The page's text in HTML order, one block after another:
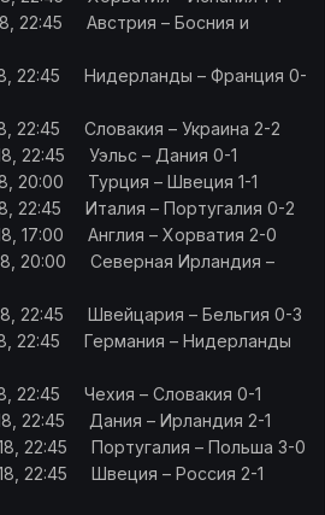
22:45 Австрия – Босния и
22:45 Нидерланды – Франция 0-
22:45 Словакия – Украина 2-2
22:45 Уэльс – Дания 0-1
20:00 Турция – Швеция 1-1
22:45 Италия – Португалия 0-2
17:00 Англия – Хорватия 2-0
20:00 Северная Ирландия –
22:45 Швейцария – Бельгия 0-3
22:45 Германия – Нидерланды
22:45 Чехия – Словакия 0-1
22:45 Дания – Ирландия 2-1
22:45 Португалия – Польша 3-0
22:45 Швеция – Россия 2-1